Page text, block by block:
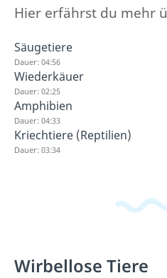
Hier erfährst du mehr
Säugetiere
Dauer: 04:56
Wiederkäuer
Dauer: 02:25
Amphibien
Dauer: 04:33
Kriechtiere (Reptilien)
Dauer: 03:34
Wirbellose Tiere